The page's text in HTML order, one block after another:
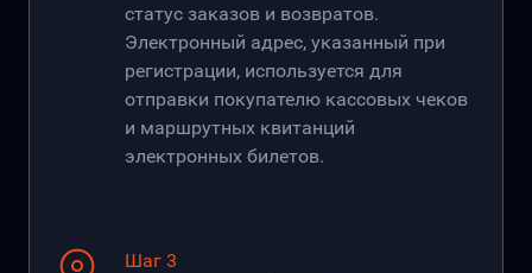
статус заказов и возвратов.
Электронный адрес, указанный при
регистрации, используется для
отправки покупателю кассовых чеков
и маршрутных квитанций
электронных билетов.
Шаг 3